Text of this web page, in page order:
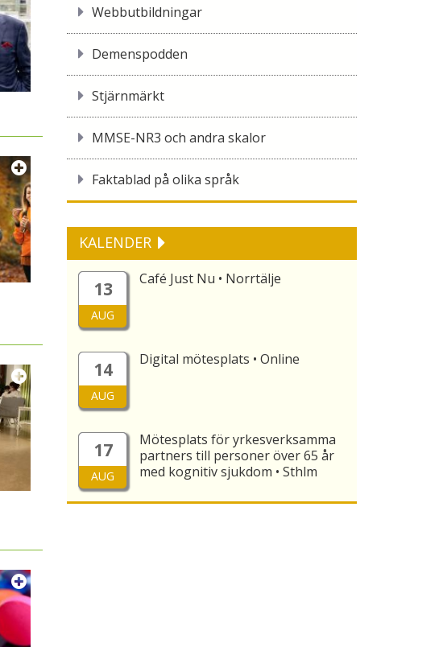
Webbutbildningar
Demenspodden
Stjärnmärkt
MMSE-NR3 och andra skalor
Faktablad på olika språk
KALENDER
13
AUG
Café Just Nu • Norrtälje
14
AUG
Digital mötesplats • Online
17
AUG
Mötesplats för yrkesverksamma
partners till personer över 65 år
med kognitiv sjukdom • Sthlm